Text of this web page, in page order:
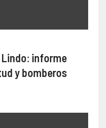
Lindo: informe
y bomberos